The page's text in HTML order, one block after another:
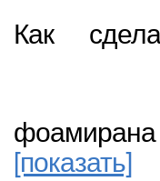
Как
[показать]